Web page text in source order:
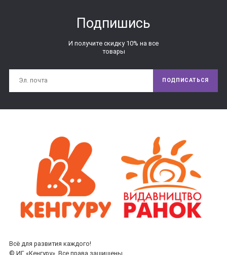
Подпишись
И получите скидку 10% на все
товары
ПОДПИСАТЬСЯ
Всё для развития каждого!
© ИГ «Кенгуру». Все права защищены